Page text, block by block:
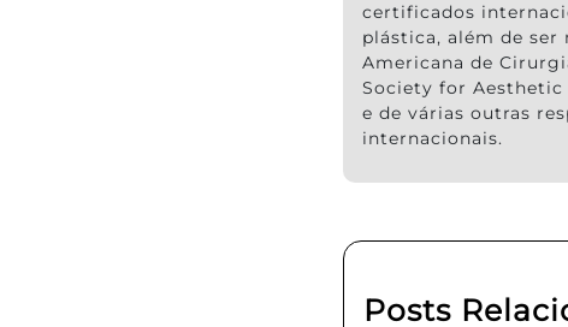
certificados
plástica, além de ser
Americana de
Society for Aesthetic
e de várias outras
internacionais.
Posts